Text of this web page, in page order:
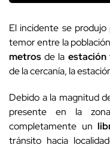
El incidente se
temor entre la
metros de la estación
de la cercanía, la
Debido a la magnitud
presente en la
completamente un
tránsito hacia